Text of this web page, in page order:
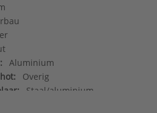
Aluminium
Overig
Staal/aluminium